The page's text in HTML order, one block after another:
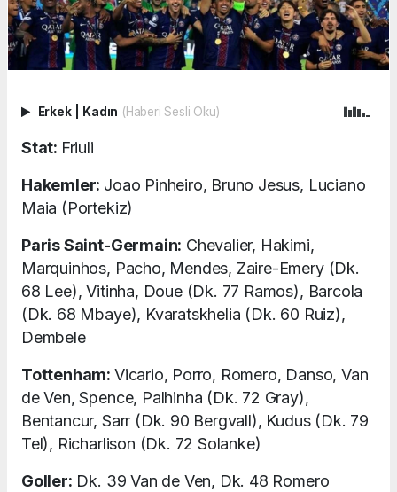
Erkek Kadın (Haberi Sesli Oku)
Stat: Friuli
Hakemler: Joao Pinheiro, Bruno Jesus, Luciano
Maia (Portekiz)
Paris Saint-Germain: Chevalier, Hakimi,
Marquinhos, Pacho, Mendes, Zaire-Emery (Dk.
68 Lee), Vitinha, Doue (Dk. 77 Ramos), Barcola
(Dk. 68 Mbaye), Kvaratskhelia (Dk. 60 Ruiz),
Dembele
Tottenham: Vicario, Porro, Romero, Danso, Van
de Ven, Spence, Palhinha (Dk. 72 Gray),
Bentancur, Sarr (Dk. 90 Bergvall), Kudus (Dk. 79
Tel), Richarlison (Dk. 72 Solanke)
Goller: Dk. 39 Van de Ven, Dk. 48 Romero